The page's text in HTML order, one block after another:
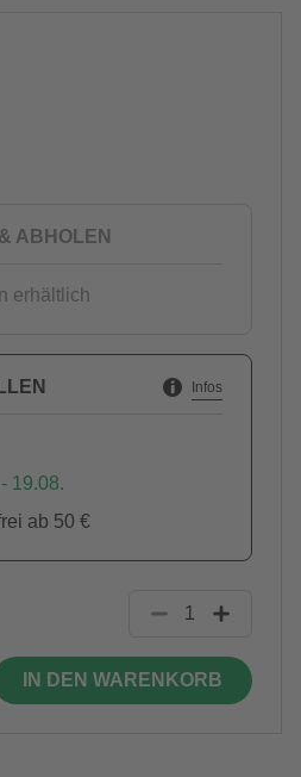
ABHOLEN
erhältlich
Infos
19.08.
ab 50 €
IN DEN WARENKORB